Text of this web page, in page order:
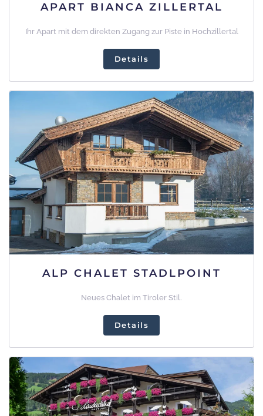
APART BIANCA ZILLERTAL
Ihr Apart mit dem direkten Zugang zur Piste in Hochzillertal
Details
ALP CHALET STADLPOINT
Neues Chalet im Tiroler Stil.
Details